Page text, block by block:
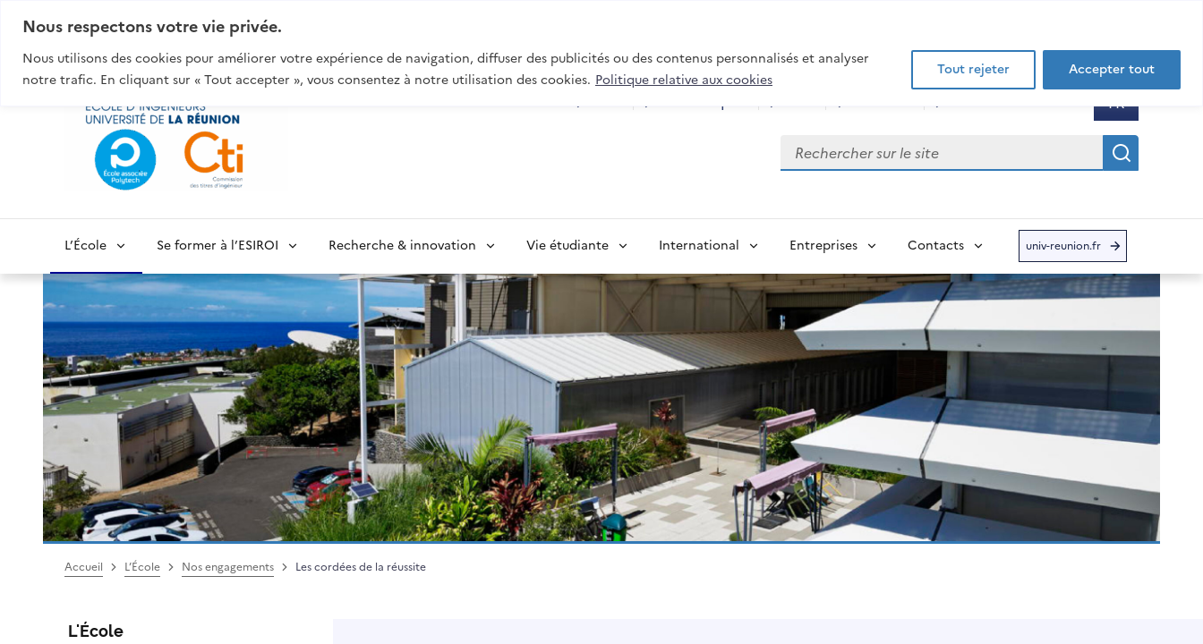
Nous respectons votre vie privée.
Nous utilisons des cookies pour améliorer votre expérience de navigation, diffuser des publicités ou des contenus personnalisés et analyser
notre trafic. En cliquant sur « Tout accepter », vous consentez à notre utilisation des cookies. Politique relative aux cookies
Tout rejeter Accepter tout
Au contenu Au menu
esiroi
Bibliothèques Sélectionner
FR
- Français
Rechercher sur le site
L’École Se former à l’ESIROI Recherche & innovation Vie étudiante International Entreprises Contacts univ-reunion.fr
Accueil L’École Nos engagements Les cordées de la réussite
L'École